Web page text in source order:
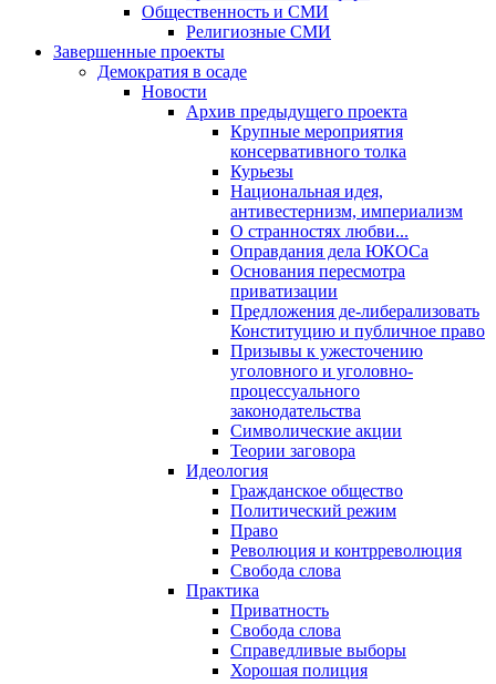
Общественность и СМИ
Религиозные СМИ
Завершенные проекты
Демократия в осаде
Новости
Архив предыдущего проекта
Крупные мероприятия
консервативного толка
Курьезы
Национальная идея,
антивестернизм, империализм
О странностях любви...
Оправдания дела ЮКОСа
Основания пересмотра
приватизации
Предложения де-либерализовать
Конституцию и публичное право
Призывы к ужесточению
уголовного и уголовно-
процессуального
законодательства
Символические акции
Теории заговора
Идеология
Гражданское общество
Политический режим
Право
Революция и контрреволюция
Свобода слова
Практика
Приватность
Свобода слова
Справедливые выборы
Хорошая полиция